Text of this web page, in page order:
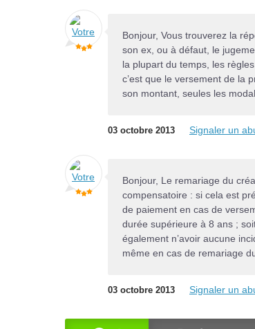
Bonjour, Vous trouverez la
son ex, ou à défaut, le
la plupart du temps, les
c’est que le versement de la
son montant, seules les
03 octobre 2013 Signaler un
Bonjour, Le remariage du
compensatoire : si cela est
de paiement en cas de
durée supérieure à 8 ans ;
également n’avoir aucune
même en cas de remariage
03 octobre 2013 Signaler un